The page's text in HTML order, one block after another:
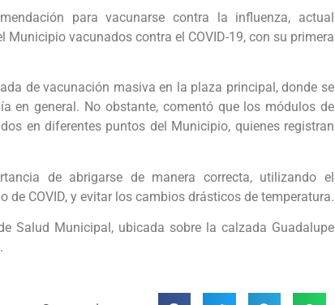
para vacunarse contra la influenza, actual
vacunados contra el COVID-19, con su primera
de vacunación masiva en la plaza principal, donde se
en general. No obstante, comentó que los módulos de
en diferentes puntos del Municipio, quienes registran
de abrigarse de manera correcta, utilizando el
COVID, y evitar los cambios drásticos de temperatura.
Salud Municipal, ubicada sobre la calzada Guadalupe